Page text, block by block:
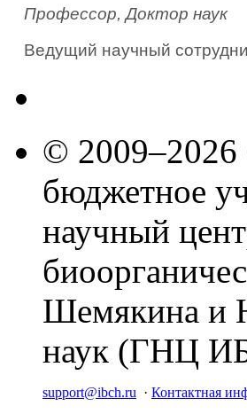
Профессор, Доктор наук
Ведущий научный
© 2009–2026
бюджетное
научный
Шемякина и
наук (ГНЦ
support@ibch.ru · Контактная